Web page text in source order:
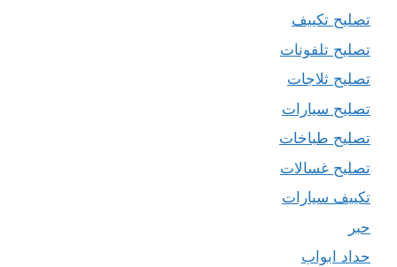
تصليح تكييف
تصليح تلفونات
تصليح ثلاجات
تصليح سيارات
تصليح طباخات
تصليح غسالات
تكييف سيارات
حبر
حداد ابواب